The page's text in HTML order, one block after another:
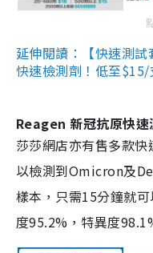
延伸閱讀：【快速測
快速檢測劑！低至
Reagen 新冠抗原快速
莎莎網店亦有售多款
以檢測到Omicron及
樣本，只需15分鐘就
度95.2%，特異度